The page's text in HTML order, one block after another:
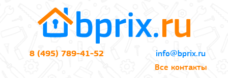
8 (495) 789-41-52
info@bprix.ru
Все контакты